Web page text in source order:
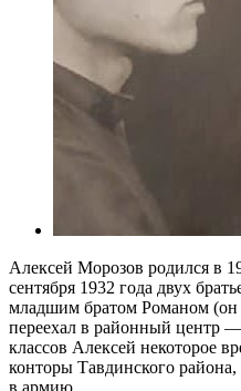
Алексей Морозов родился в
сентября 1932 года двух
младшим братом Романом (он
переехал в районный центр
классов Алексей некоторое
конторы Тавдинского